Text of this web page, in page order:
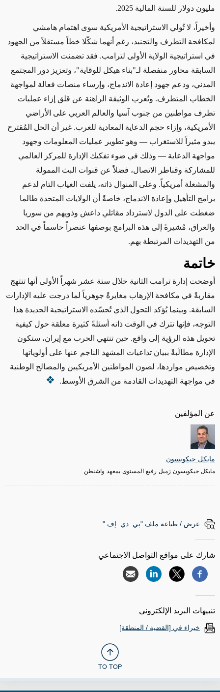
عن المؤلفين
مايكل جيكوبسون
مايكل جيكوبسون زميل رفيع المستوى بمعهد واشنطن
مليون دولار للسنة المالية 2025 .
وأخيراً، لا تُولي الاستراتيجية الأمريكية سوى اهتمام هامشي
لمكافحة التطرف والتجنيد، رغم أنهما شكّلا خطاً مستقلاً من الجهود
في استراتيجية الولاية الأولى لترامب. فقد تضمنت الاستراتيجية
السابقة محاور منفصلة لـ"بناء هيكل للوقاية"، وتعزيز دور المجتمع
المدني، ودعم جهود إعادة الاندماج، وإرساء منصات فعالة لمواجهة
الخطاب المتطرف. وتُعرب الوثيقة الراهنة عن قلق إزاء عمليات
تطرف مواطنين من جنوب آسيا والعالم العربي على الأراضي
الأمريكية، وإزاء حجم الدعاية المعادية للغرب. غير أن الحل المُقترح
يبدو مثيراً للاستغراب — وهو تطوير عمليات المعلومات وجهود
مواجهة الدعاية — وذلك في ضوء تفكيك الإدارة للمركز العالمي
للمشاركة وقناطر الاتصال، فضلاً عن قنوات البث الممولة
والمشغلة أمريكياً. وعلى المنوال ذاته، يلفت الغياب التام لدعم
برامج التأهيل وإعادة الاندماج، خاصةً أن الولايات المتحدة طالما
ضغطت على الدول لاسترداد مقاتلي داعش وذويهم من سوريا
والعراق، مُشيرةً إلى هذه البرامج بوصفها عنصراً حاسماً في الحد
من التهديدات المرتبطة بهم.
خاتمة
أوضحت إدارة ترامب الثانية خلال ستة عشر شهراً الأولى أنها تنتهج
مقاربةً في مكافحة الإرهاب مغايرةً جوهرياً لما درجت عليه الإدارات
السابقة. وبينما يُؤكد التحول الذي تُجسّده الاستراتيجية الجديدة هذا
التوجه، فإنها تترك في الوقت ذاته أسئلةً كثيرة معلقة حول كيفية
تحويل هذه الرؤية إلى واقع. حين تنتهي الحرب مع إيران، ستكون
الإدارة مطالَبةً ببيان تداعيات المشهد الناجم عنها على أولوياتها
وتخصيص مواردها، لصون المواطنين الأمريكيين والمصالح الوطنية
في مواجهة التهديدات القادمة من الشرق الأوسط.
عرض / طباعة ملف "پي. دي. إف."
شارك على مواقع التواصل الاجتماعي
تنبيهات البريد الإلكتروني
خبراء في [القضية / المنطقة]
TO TOP